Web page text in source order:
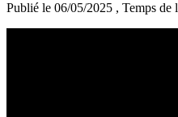
Publié le 06/05/2025 , Temps de